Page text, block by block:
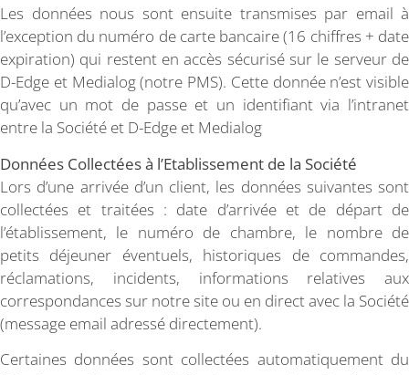
Les données nous sont ensuite transmises par email à
l’exception du numéro de carte bancaire (16 chiffres + date
expiration) qui restent en accès sécurisé sur le serveur de
D-Edge et Medialog (notre PMS). Cette donnée n’est visible
qu’avec un mot de passe et un identifiant via l’intranet
entre la Société et D-Edge et Medialog
Données Collectées à l’Etablissement de la Société
Lors d’une arrivée d’un client, les données suivantes sont
collectées et traitées : date d’arrivée et de départ de
l’établissement, le numéro de chambre, le nombre de
petits déjeuner éventuels, historiques de commandes,
réclamations, incidents, informations relatives aux
correspondances sur notre site ou en direct avec la Société
(message email adressé directement).
Certaines données sont collectées automatiquement du